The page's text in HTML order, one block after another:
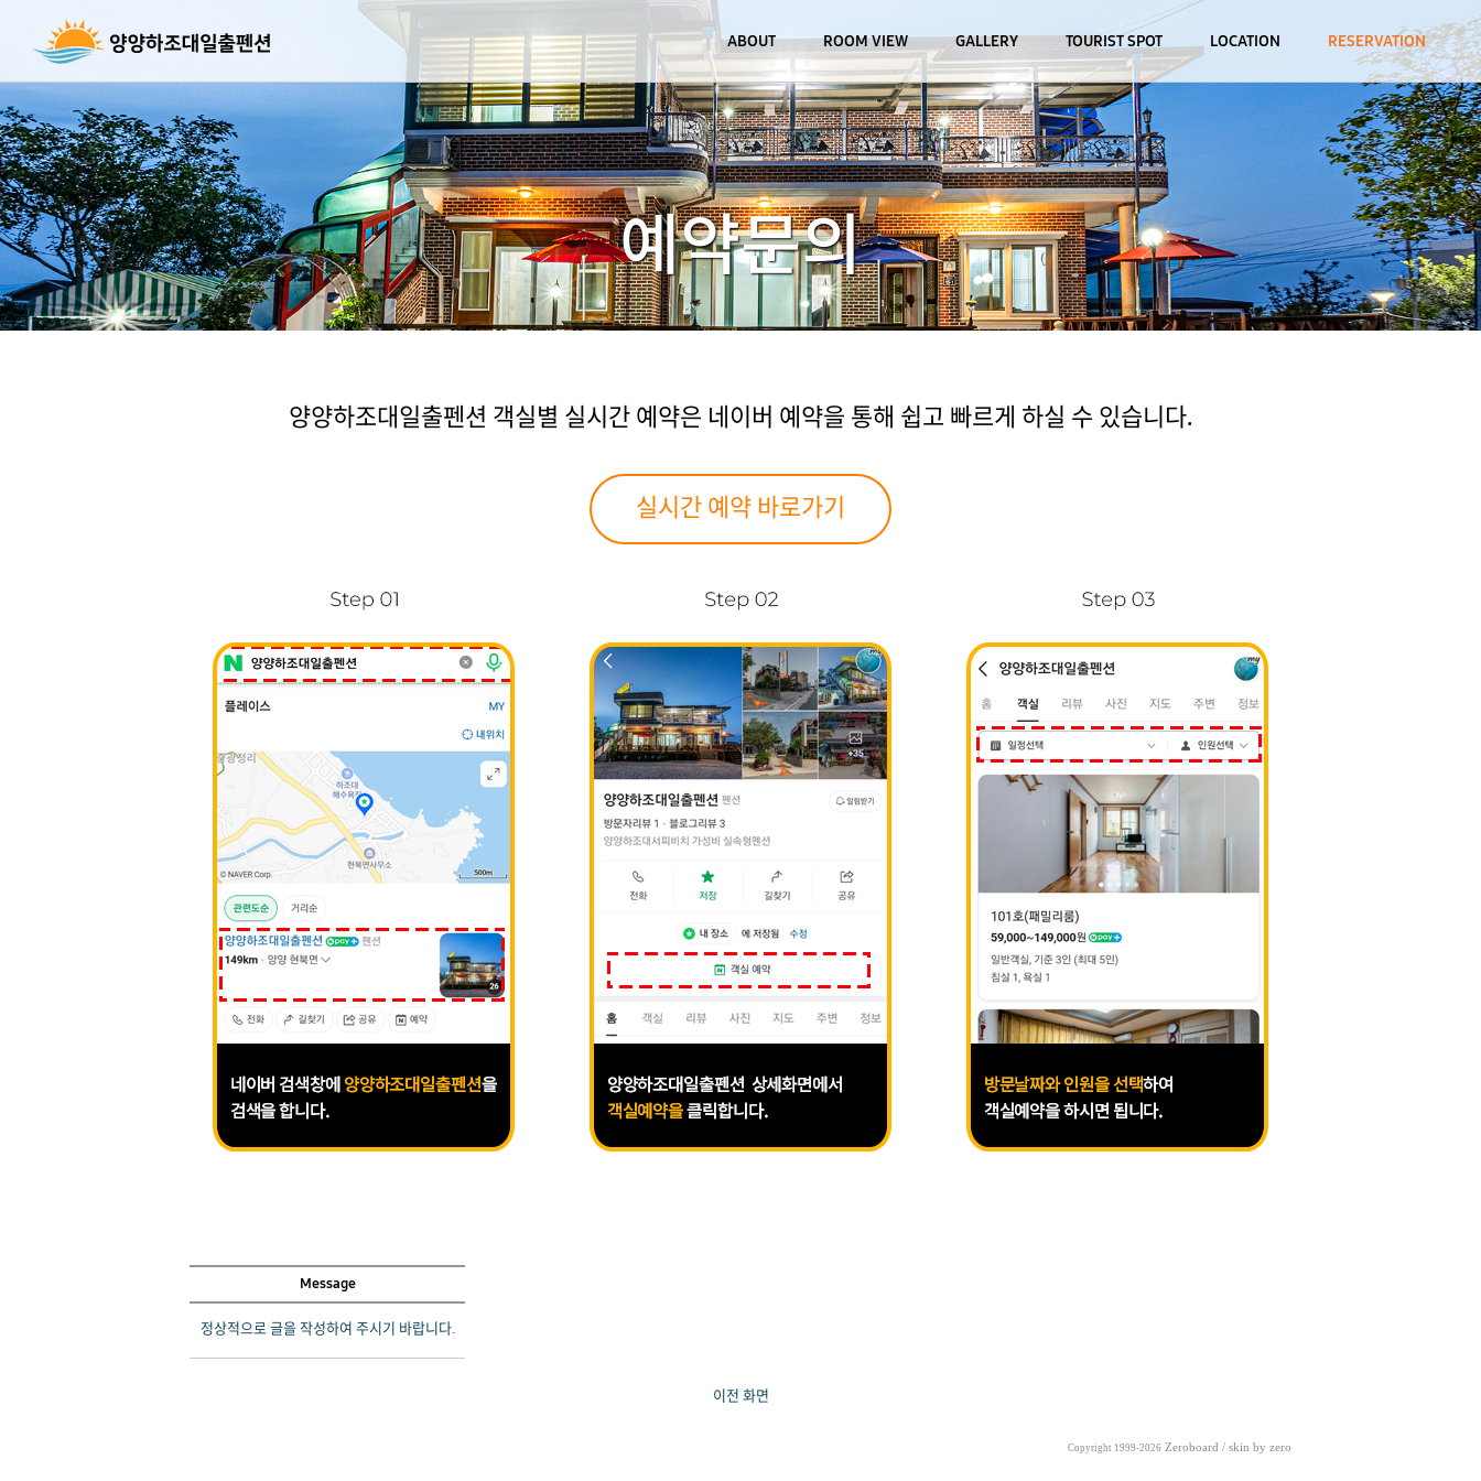
예약문의
양양하조대일출펜션 객실별 실시간 예약은 네이버 예약을 통해 쉽고 빠르게 하실 수 있습니다.
실시간 예약 바로가기
Message
정상적으로 글을 작성하여 주시기 바랍니다.
이전 화면
Copyright 1999-2026 Zeroboard / skin by zero
ABOUT ROOM VIEW GALLERY TOURIST SPOT LOCATION RESERVATION